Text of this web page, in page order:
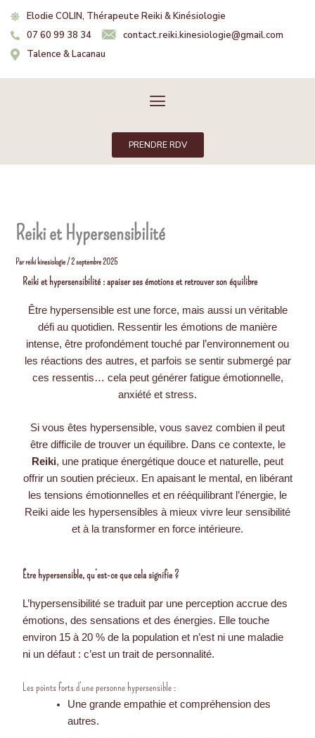
contenu
Elodie COLIN, Thérapeute Reiki & Kinésiologie
07 60 99 38 34
contact.reiki.kinesiologie@gmail.com
Talence & Lacanau
Menu
PRENDRE RDV
Reiki et Hypersensibilité
Parreiki kinesiologie/2 septembre 2025
Reiki et hypersensibilité : apaiser ses émotions et retrouver son équilibre
Être hypersensible est une force, mais aussi un véritable
défi au quotidien. Ressentir les émotions de manière
intense, être profondément touché par l’environnement ou
les réactions des autres, et parfois se sentir submergé par
ces ressentis… cela peut générer fatigue émotionnelle,
anxiété et stress.
Si vous êtes hypersensible, vous savez combien il peut
être difficile de trouver un équilibre. Dans ce contexte, le
Reiki, une pratique énergétique douce et naturelle, peut
offrir un soutien précieux. En apaisant le mental, en libérant
les tensions émotionnelles et en rééquilibrant l’énergie, le
Reiki aide les hypersensibles à mieux vivre leur sensibilité
et à la transformer en force intérieure.
Être hypersensible, qu’est-ce que cela signifie ?
L’hypersensibilité se traduit par une perception accrue des
émotions, des sensations et des énergies. Elle touche
environ 15 à 20 % de la population et n’est ni une maladie
ni un défaut : c’est un trait de personnalité.
Les points forts d’une personne hypersensible :
Une grande empathie et compréhension des
autres.